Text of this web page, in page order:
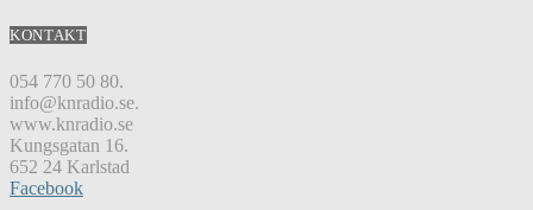
KONTAKT
054 770 50 80.
info@knradio.se.
www.knradio.se
Kungsgatan 16.
652 24 Karlstad
Facebook